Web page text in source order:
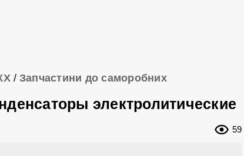
/ Запчастини до саморобних
электролитические
59